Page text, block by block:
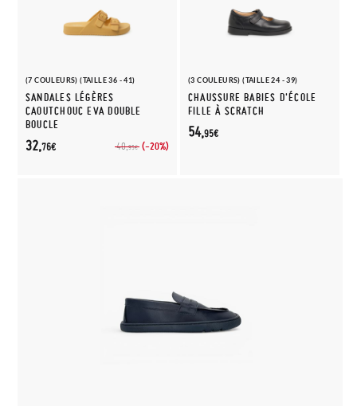
(7 COULEURS) (TAILLE 36 - 41)
SANDALES LÉGÈRES
CAOUTCHOUC EVA DOUBLE
BOUCLE
40,95€ (-20%)
32,76€
(3 COULEURS) (TAILLE 24 - 39)
CHAUSSURE BABIES D'ÉCOLE
FILLE À SCRATCH
54,95€